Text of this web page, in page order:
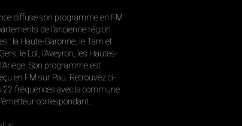
diffuse son programme en FM
de l’ancienne région
: la Haute-Garonne, le Tarn et
le Lot, l’Aveyron, les Hautes-
Son programme est
en FM sur Pau. Retrouvez ci-
22 fréquences avec la commune
correspondant.